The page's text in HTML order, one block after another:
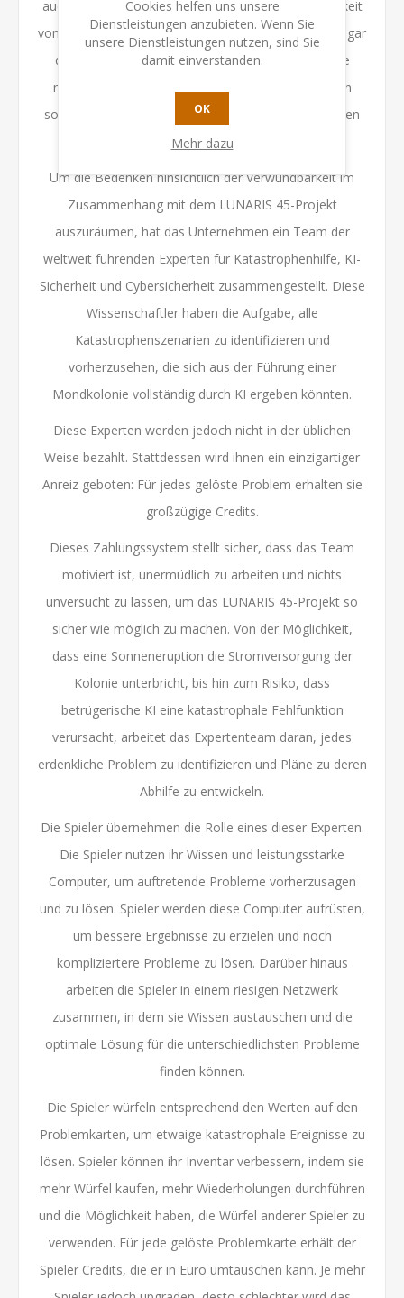
auch Bedenken. Einige fragen sich, ob die Abhängigkeit
von KI die Kolonie anfällig für Fehlfunktionen oder sogar
die Übernahme durch abtrünnige KI macht. Andere
machen sich Sorgen über die Auswirkungen, die ein
solches Projekt auf die Zukunft der Menschheit haben
könnte.
Um die Bedenken hinsichtlich der Verwundbarkeit im
Zusammenhang mit dem LUNARIS 45-Projekt
auszuräumen, hat das Unternehmen ein Team der
weltweit führenden Experten für Katastrophenhilfe, KI-
Sicherheit und Cybersicherheit zusammengestellt. Diese
Wissenschaftler haben die Aufgabe, alle
Katastrophenszenarien zu identifizieren und
vorherzusehen, die sich aus der Führung einer
Mondkolonie vollständig durch KI ergeben könnten.
Diese Experten werden jedoch nicht in der üblichen
Weise bezahlt. Stattdessen wird ihnen ein einzigartiger
Anreiz geboten: Für jedes gelöste Problem erhalten sie
großzügige Credits.
Dieses Zahlungssystem stellt sicher, dass das Team
motiviert ist, unermüdlich zu arbeiten und nichts
unversucht zu lassen, um das LUNARIS 45-Projekt so
sicher wie möglich zu machen. Von der Möglichkeit,
dass eine Sonneneruption die Stromversorgung der
Kolonie unterbricht, bis hin zum Risiko, dass
betrügerische KI eine katastrophale Fehlfunktion
verursacht, arbeitet das Expertenteam daran, jedes
erdenkliche Problem zu identifizieren und Pläne zu deren
Abhilfe zu entwickeln.
Die Spieler übernehmen die Rolle eines dieser Experten.
Die Spieler nutzen ihr Wissen und leistungsstarke
Computer, um auftretende Probleme vorherzusagen
und zu lösen. Spieler werden diese Computer aufrüsten,
um bessere Ergebnisse zu erzielen und noch
kompliziertere Probleme zu lösen. Darüber hinaus
arbeiten die Spieler in einem riesigen Netzwerk
zusammen, in dem sie Wissen austauschen und die
optimale Lösung für die unterschiedlichsten Probleme
finden können.
Die Spieler würfeln entsprechend den Werten auf den
Problemkarten, um etwaige katastrophale Ereignisse zu
lösen. Spieler können ihr Inventar verbessern, indem sie
mehr Würfel kaufen, mehr Wiederholungen durchführen
und die Möglichkeit haben, die Würfel anderer Spieler zu
verwenden. Für jede gelöste Problemkarte erhält der
Spieler Credits, die er in Euro umtauschen kann. Je mehr
Cookies helfen uns unsere
Dienstleistungen anzubieten. Wenn Sie
unsere Dienstleistungen nutzen, sind Sie
damit einverstanden.
OK
Mehr dazu